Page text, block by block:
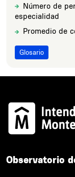
TitleNúmero de
especialidad
TitlePromedio de
Glosario
Observatorio